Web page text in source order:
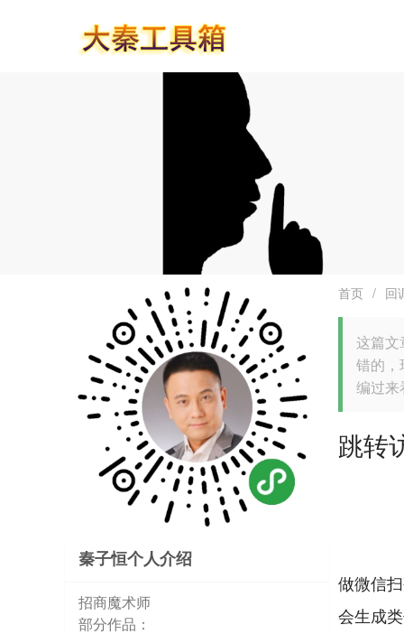
秦子恒个人介绍
招商魔术师
部分作品：
首页 / 回
这篇文
错的，
编过来
跳转
做微信
会生成